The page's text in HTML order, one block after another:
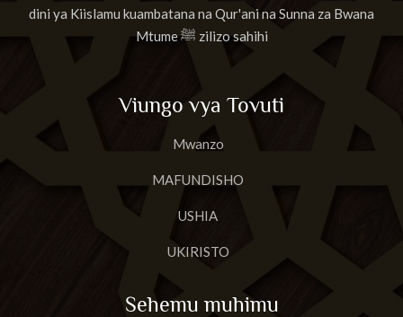
dini ya Kiislamu kuambatana na Qur'ani na Sunna za Bwana
Mtume ﷺ zilizo sahihi
Viungo vya Tovuti
Mwanzo
MAFUNDISHO
USHIA
UKIRISTO
Sehemu muhimu